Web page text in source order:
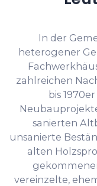
In der
heterogener
zahlreichen
bis
sanierten
unsanierte
alten
vereinzelte,